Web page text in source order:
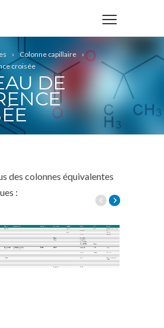
Colonne capillaire
croisée
DE
des colonnes équivalentes
: